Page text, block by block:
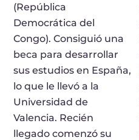
(República
Democrática del
Congo). Consiguió una
beca para desarrollar
sus estudios en España,
lo que le llevó a la
Universidad de
Valencia. Recién
llegado comenzó su